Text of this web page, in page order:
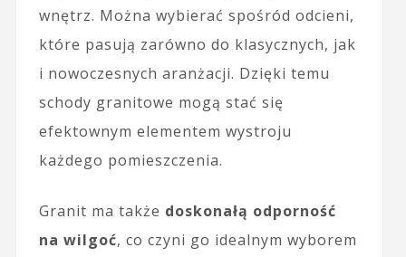
wnętrz. Można wybierać spośród odcieni,
które pasują zarówno do klasycznych, jak
i nowoczesnych aranżacji. Dzięki temu
schody granitowe mogą stać się
efektownym elementem wystroju
każdego pomieszczenia.
Granit ma także doskonałą odporność
na wilgoć, co czyni go idealnym wyborem